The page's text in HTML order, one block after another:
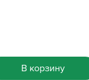
В корзину